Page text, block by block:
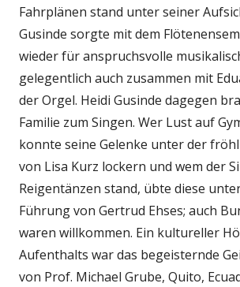
Fahrplänen stand unter seiner
Gusinde sorgte mit dem
wieder für anspruchsvolle
gelegentlich auch zusammen mit
der Orgel. Heidi Gusinde dagegen
Familie zum Singen. Wer Lust auf
konnte seine Gelenke unter der
von Lisa Kurz lockern und wem der
Reigentänzen stand, übte diese
Führung von Gertrud Ehses; auch
waren willkommen. Ein kultureller
Aufenthalts war das begeisternde
von Prof. Michael Grube, Quito,